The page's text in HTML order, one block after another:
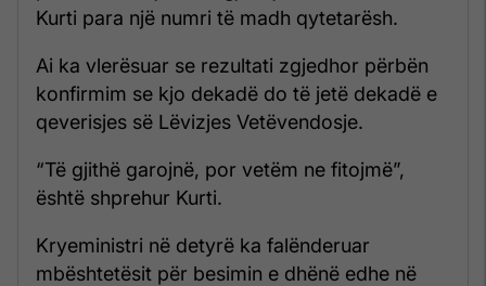
Kurti para një numri të madh qytetarësh.
Ai ka vlerësuar se rezultati zgjedhor përbën
konfirmim se kjo dekadë do të jetë dekadë e
qeverisjes së Lëvizjes Vetëvendosje.
“Të gjithë garojnë, por vetëm ne fitojmë”,
është shprehur Kurti.
Kryeministri në detyrë ka falënderuar
mbështetësit për besimin e dhënë edhe në